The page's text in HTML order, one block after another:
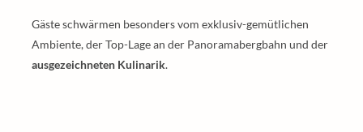
Gäste schwärmen besonders vom exklusiv-gemütlichen
Ambiente, der Top-Lage an der Panoramabergbahn und der
ausgezeichneten Kulinarik.